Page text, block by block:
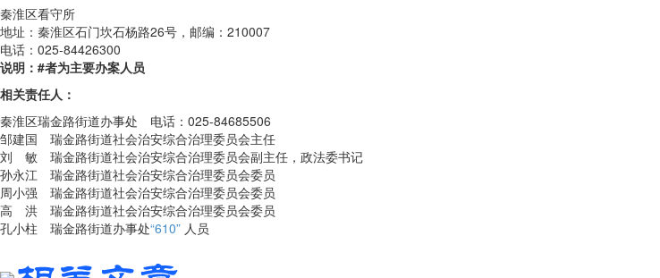
秦淮区看守所
地址：秦淮区石门坎石杨路26号，邮编：210007
电话：025-84426300
说明：#者为主要办案人员
相关责任人：
秦淮区瑞金路街道办事处 电话：025-84685506
邹建国 瑞金路街道社会治安综合治理委员会主任
刘 敏 瑞金路街道社会治安综合治理委员会副主任，政法委书记
孙永江 瑞金路街道社会治安综合治理委员会委员
周小强 瑞金路街道社会治安综合治理委员会委员
高 洪 瑞金路街道社会治安综合治理委员会委员
孔小柱 瑞金路街道办事处“610” 人员